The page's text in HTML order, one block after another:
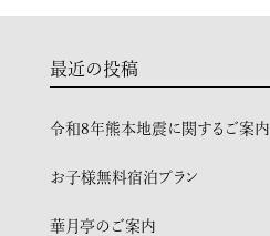
最近の投稿
令和8年熊本地震に関するご案内
お子様無料宿泊プラン
華月亭のご案内